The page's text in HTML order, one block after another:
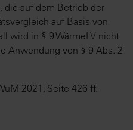
die auf dem Betrieb der
auf Basis von
wird in § 9 WärmeLV nicht
Anwendung von § 9 Abs. 2
2021, Seite 426 ff.